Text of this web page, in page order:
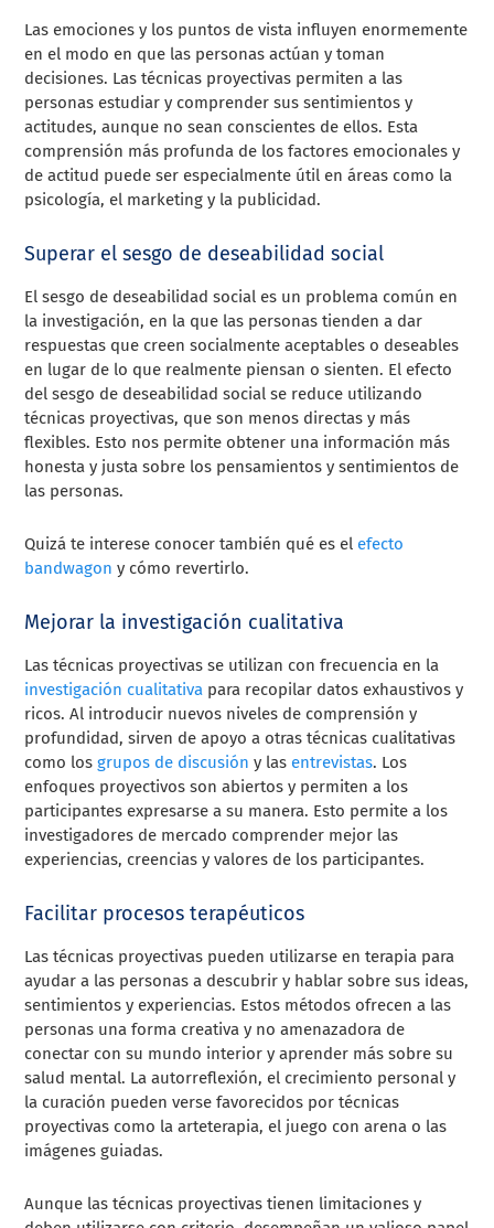
Las emociones y los puntos de vista influyen enormemente
en el modo en que las personas actúan y toman
decisiones. Las técnicas proyectivas permiten a las
personas estudiar y comprender sus sentimientos y
actitudes, aunque no sean conscientes de ellos. Esta
comprensión más profunda de los factores emocionales y
de actitud puede ser especialmente útil en áreas como la
psicología, el marketing y la publicidad.
Superar el sesgo de deseabilidad social
El sesgo de deseabilidad social es un problema común en
la investigación, en la que las personas tienden a dar
respuestas que creen socialmente aceptables o deseables
en lugar de lo que realmente piensan o sienten. El efecto
del sesgo de deseabilidad social se reduce utilizando
técnicas proyectivas, que son menos directas y más
flexibles. Esto nos permite obtener una información más
honesta y justa sobre los pensamientos y sentimientos de
las personas.
Quizá te interese conocer también qué es el efecto
bandwagon y cómo revertirlo.
Mejorar la investigación cualitativa
Las técnicas proyectivas se utilizan con frecuencia en la
investigación cualitativa para recopilar datos exhaustivos y
ricos. Al introducir nuevos niveles de comprensión y
profundidad, sirven de apoyo a otras técnicas cualitativas
como losgrupos de discusión y las entrevistas. Los
enfoques proyectivos son abiertos y permiten a los
participantes expresarse a su manera. Esto permite a los
investigadores de mercado comprender mejor las
experiencias, creencias y valores de los participantes.
Facilitar procesos terapéuticos
Las técnicas proyectivas pueden utilizarse en terapia para
ayudar a las personas a descubrir y hablar sobre sus ideas,
sentimientos y experiencias. Estos métodos ofrecen a las
personas una forma creativa y no amenazadora de
conectar con su mundo interior y aprender más sobre su
salud mental. La autorreflexión, el crecimiento personal y
la curación pueden verse favorecidos por técnicas
proyectivas como la arteterapia, el juego con arena o las
imágenes guiadas.
Aunque las técnicas proyectivas tienen limitaciones y